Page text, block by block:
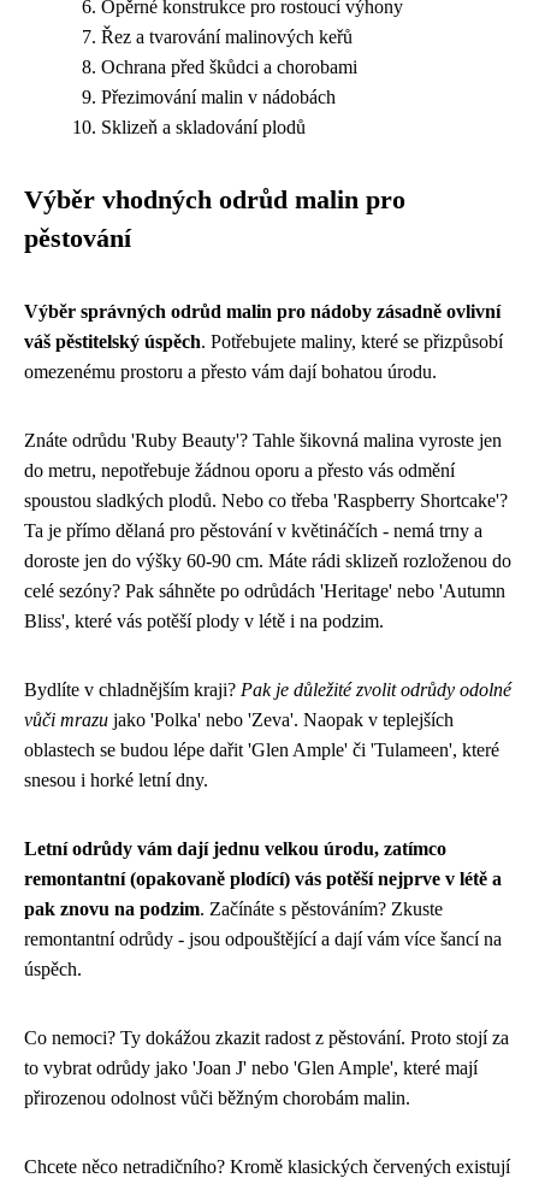
Opěrné konstrukce pro rostoucí výhony
Řez a tvarování malinových keřů
Ochrana před škůdci a chorobami
Přezimování malin v nádobách
Sklizeň a skladování plodů
Výběr vhodných odrůd malin pro
pěstování
Výběr správných odrůd malin pro nádoby zásadně ovlivní
váš pěstitelský úspěch. Potřebujete maliny, které se přizpůsobí
omezenému prostoru a přesto vám dají bohatou úrodu.
Znáte odrůdu 'Ruby Beauty'? Tahle šikovná malina vyroste jen
do metru, nepotřebuje žádnou oporu a přesto vás odmění
spoustou sladkých plodů. Nebo co třeba 'Raspberry Shortcake'?
Ta je přímo dělaná pro pěstování v květináčích - nemá trny a
doroste jen do výšky 60-90 cm. Máte rádi sklizeň rozloženou do
celé sezóny? Pak sáhněte po odrůdách 'Heritage' nebo 'Autumn
Bliss', které vás potěší plody v létě i na podzim.
Bydlíte v chladnějším kraji? Pak je důležité zvolit odrůdy odolné
vůči mrazu jako 'Polka' nebo 'Zeva'. Naopak v teplejších
oblastech se budou lépe dařit 'Glen Ample' či 'Tulameen', které
snesou i horké letní dny.
Letní odrůdy vám dají jednu velkou úrodu, zatímco
remontantní (opakovaně plodící) vás potěší nejprve v létě a
pak znovu na podzim. Začínáte s pěstováním? Zkuste
remontantní odrůdy - jsou odpouštějící a dají vám více šancí na
úspěch.
Co nemoci? Ty dokážou zkazit radost z pěstování. Proto stojí za
to vybrat odrůdy jako 'Joan J' nebo 'Glen Ample', které mají
přirozenou odolnost vůči běžným chorobám malin.
Chcete něco netradičního? Kromě klasických červených existují